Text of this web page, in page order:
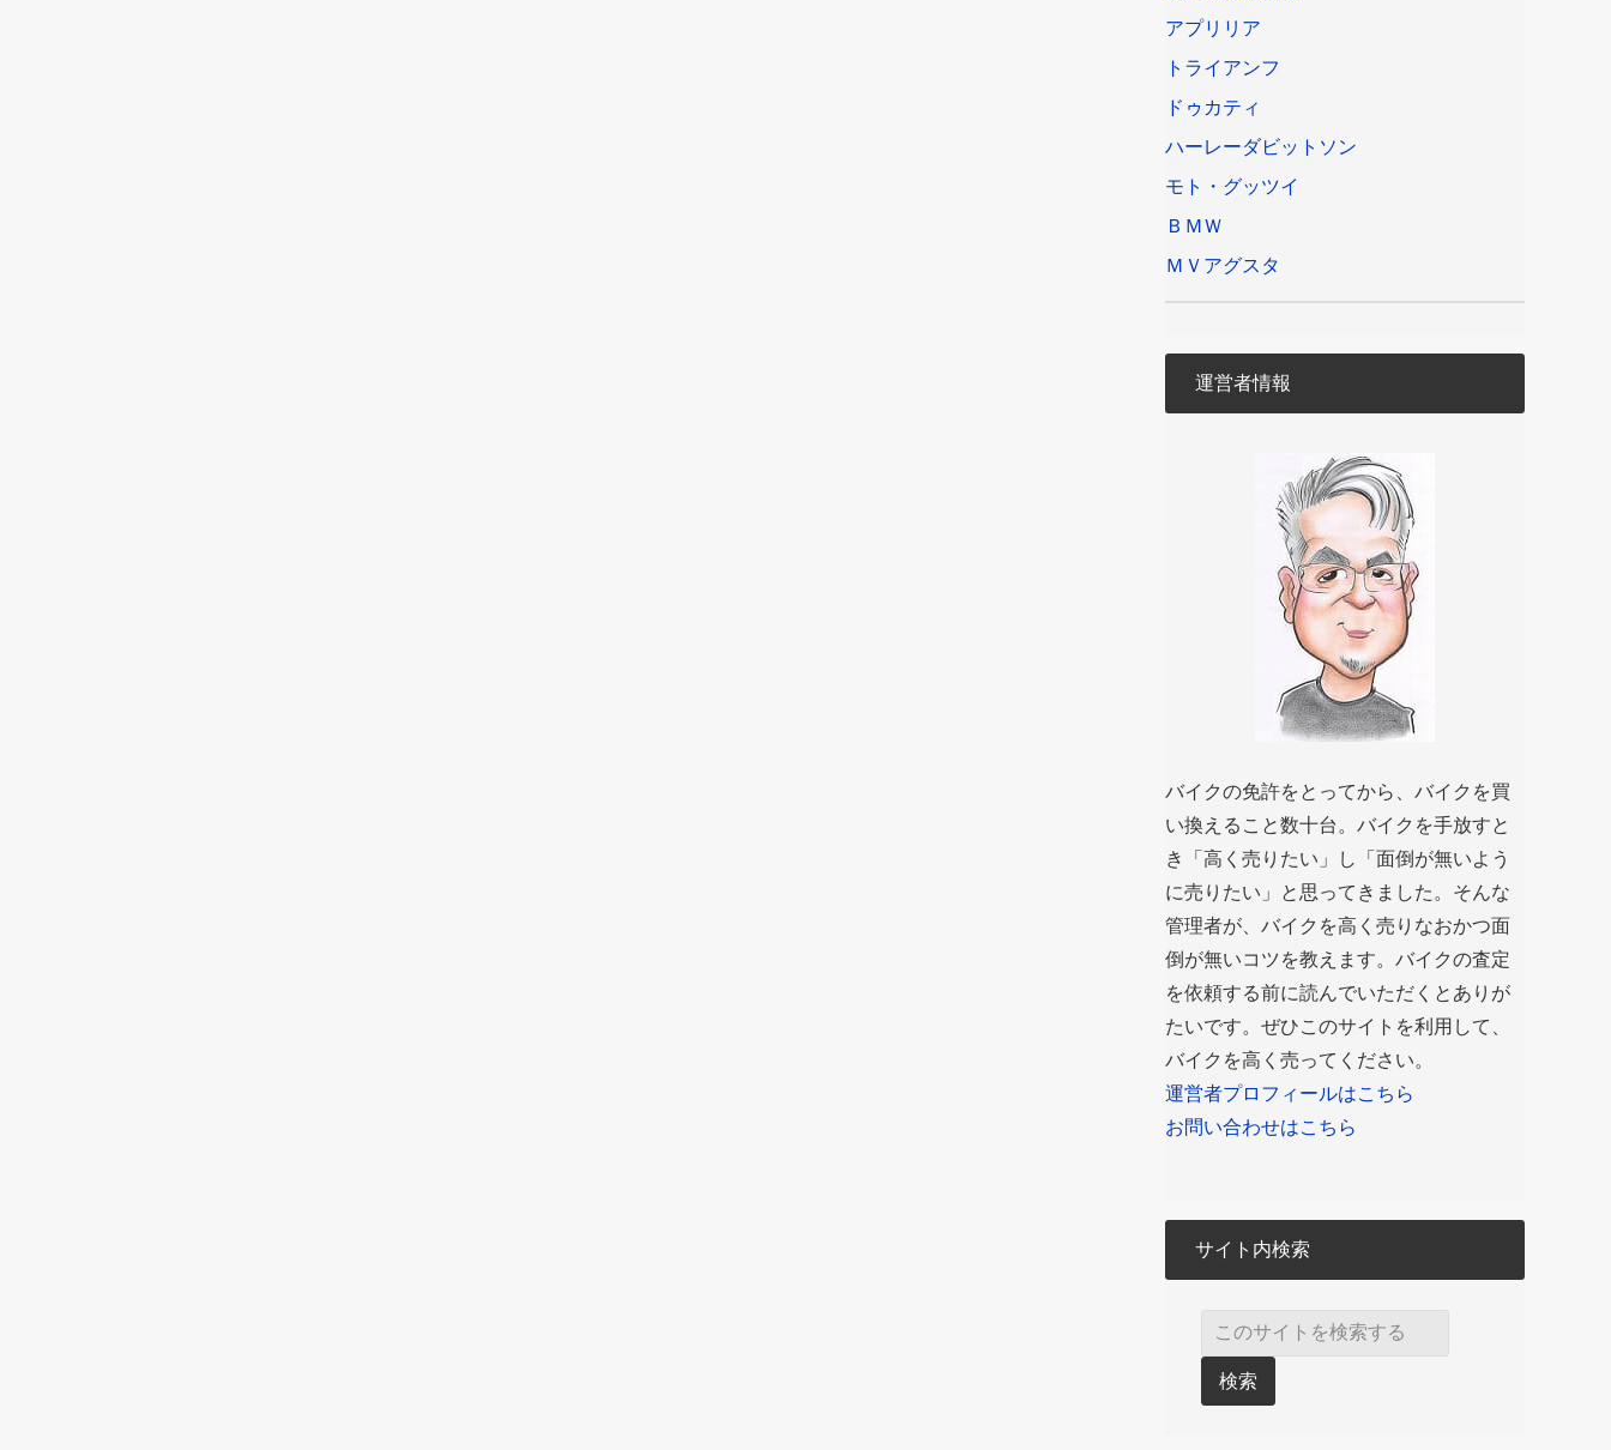
アプリリア
トライアンフ
ドゥカティ
ハーレーダビットソン
モト・グッツイ
ＢＭＷ
ＭＶアグスタ
運営者情報
バイクの免許をとってから、バイクを買
い換えること数十台。バイクを手放すと
き「高く売りたい」し「面倒が無いよう
に売りたい」と思ってきました。そんな
管理者が、バイクを高く売りなおかつ面
倒が無いコツを教えます。バイクの査定
を依頼する前に読んでいただくとありが
たいです。ぜひこのサイトを利用して、
バイクを高く売ってください。
運営者プロフィールはこちら
お問い合わせはこちら
サイト内検索